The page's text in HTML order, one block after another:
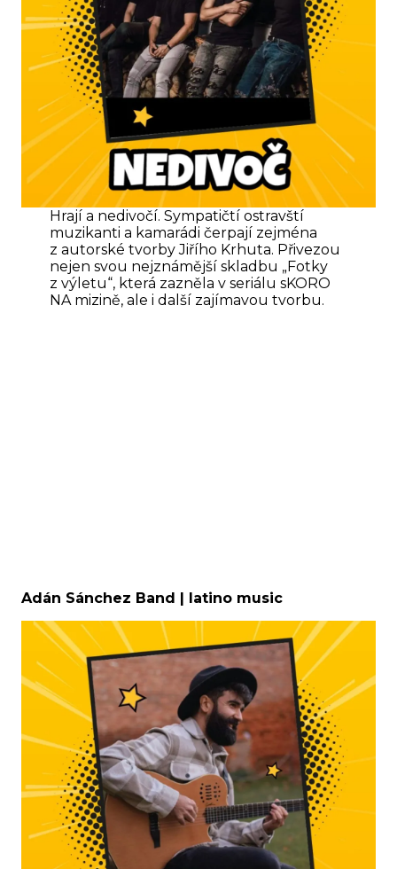
Hrají a nedivočí. Sympatičtí ostravští
muzikanti a kamarádi čerpají zejména
z autorské tvorby Jiřího Krhuta. Přivezou
nejen svou nejznámější skladbu „Fotky
z výletu“, která zazněla v seriálu sKORO
NA mizině, ale i další zajímavou tvorbu.
Adán Sánchez Band | latino music